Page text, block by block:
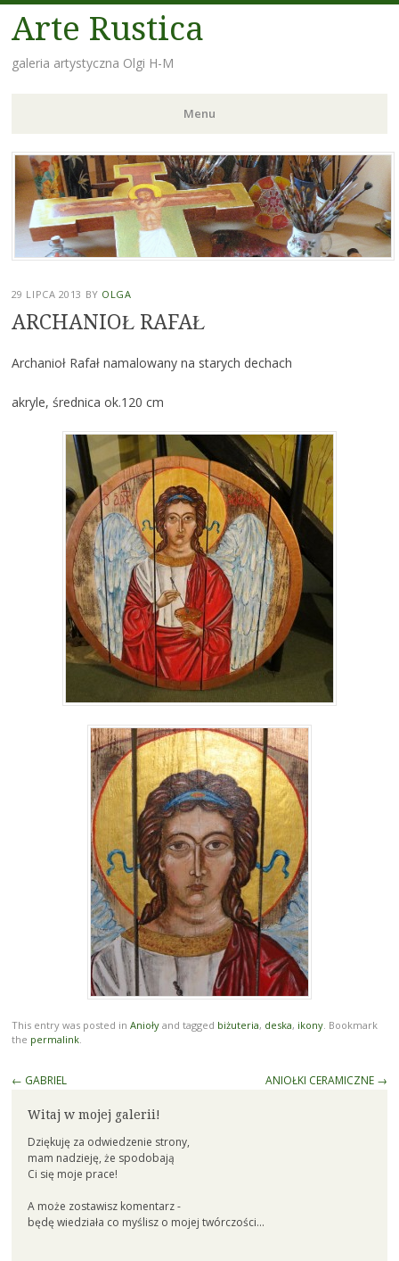
Arte Rustica
galeria artystyczna Olgi H-M
Menu
Skip
to
content
29 LIPCA 2013 BY OLGA
ARCHANIOŁ RAFAŁ
Archanioł Rafał namalowany na starych dechach
akryle, średnica ok.120 cm
This entry was posted in Aniołyand tagged biżuteria, deska, ikony. Bookmark
the permalink.
Post
← GABRIEL ANIOŁKI CERAMICZNE →
Witaj w mojej galerii!
Dziękuję za odwiedzenie strony,
mam nadzieję, że spodobają
Ci się moje prace!
A może zostawisz komentarz -
będę wiedziała co myślisz o mojej twórczości...